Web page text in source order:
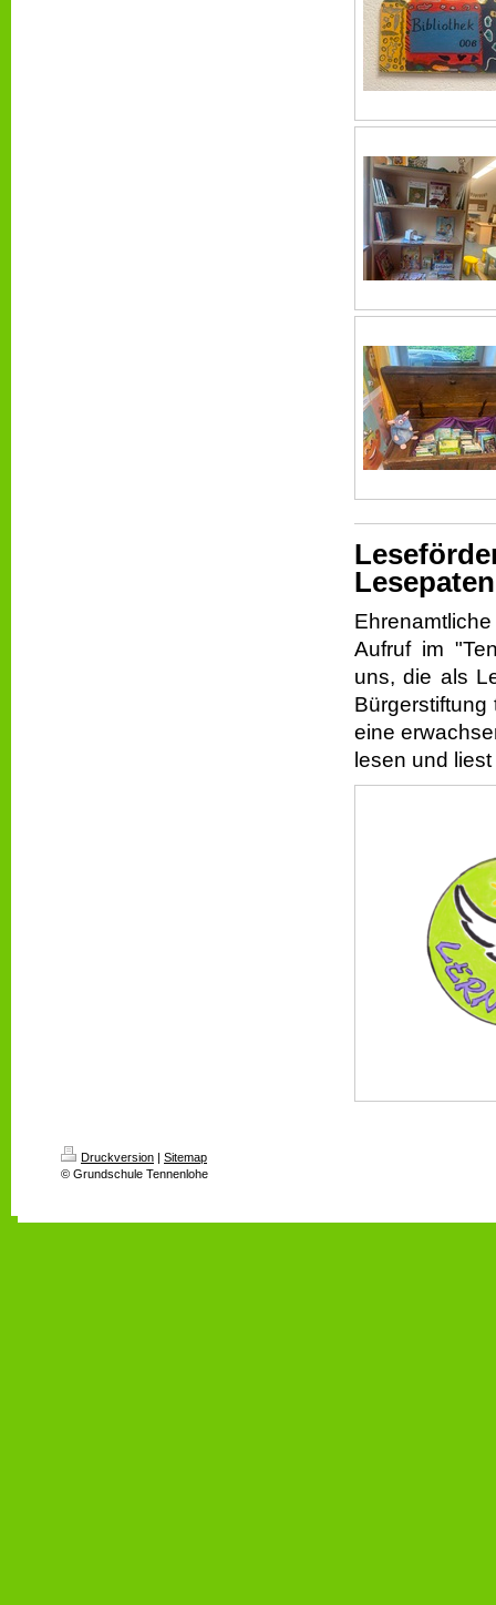
Lesepaten
Aufruf im
uns, die als
eine
lesen und
Druckversion | Sitemap
© Grundschule Tennenlohe